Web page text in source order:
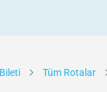
Tüm Rotalar